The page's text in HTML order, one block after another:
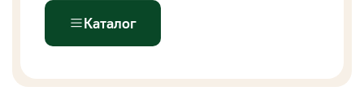
Каталог